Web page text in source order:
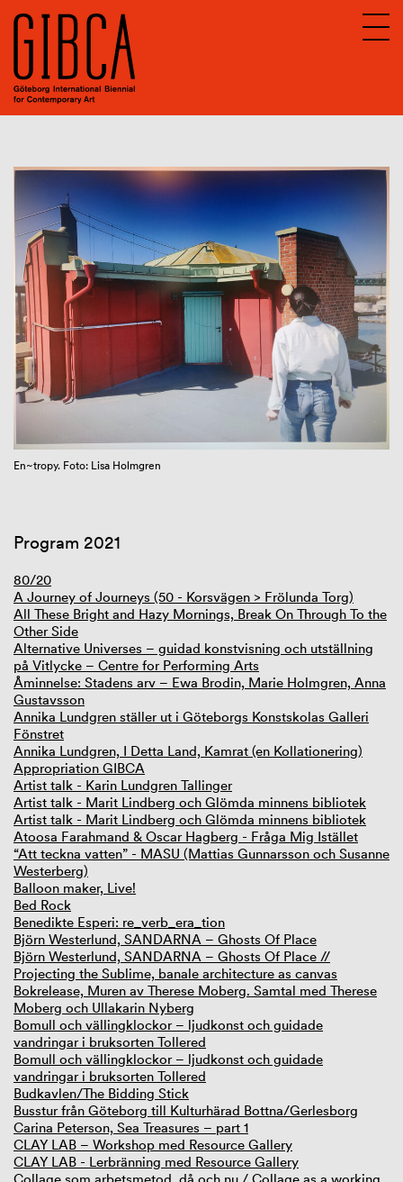
Om GIBCA Extended
Nätverket
Arkiv
GIBCA Extended 2013
GIBCA Extended 2015
GIBCA Extended 2017
GIBCA Extended 2019
GIBCA Extended 2021
Aktörer 2021
Utställning
Program 2021
GIBCA Extended 2023
En~tropy. Foto: Lisa Holmgren
Program 2021
80/20
A Journey of Journeys (50 - Korsvägen > Frölunda Torg)
All These Bright and Hazy Mornings, Break On Through To the
Other Side
Alternative Universes – guidad konstvisning och utställning
på Vitlycke – Centre for Performing Arts
Åminnelse: Stadens arv – Ewa Brodin, Marie Holmgren, Anna
Gustavsson
Annika Lundgren ställer ut i Göteborgs Konstskolas Galleri
Fönstret
Annika Lundgren, I Detta Land, Kamrat (en Kollationering)
Appropriation GIBCA
Artist talk - Karin Lundgren Tallinger
Artist talk - Marit Lindberg och Glömda minnens bibliotek
Artist talk - Marit Lindberg och Glömda minnens bibliotek
Atoosa Farahmand & Oscar Hagberg - Fråga Mig Istället
“Att teckna vatten” - MASU (Mattias Gunnarsson och Susanne
Westerberg)
Balloon maker, Live!
Bed Rock
Benedikte Esperi: re_verb_era_tion
Björn Westerlund, SANDARNA – Ghosts Of Place
Björn Westerlund, SANDARNA – Ghosts Of Place //
Projecting the Sublime, banale architecture as canvas
Bokrelease, Muren av Therese Moberg. Samtal med Therese
Moberg och Ullakarin Nyberg
Bomull och vällingklockor – ljudkonst och guidade
vandringar i bruksorten Tollered
Bomull och vällingklockor – ljudkonst och guidade
vandringar i bruksorten Tollered
Budkavlen/The Bidding Stick
Busstur från Göteborg till Kulturhärad Bottna/Gerlesborg
Carina Peterson, Sea Treasures – part 1
CLAY LAB – Workshop med Resource Gallery
CLAY LAB - Lerbränning med Resource Gallery